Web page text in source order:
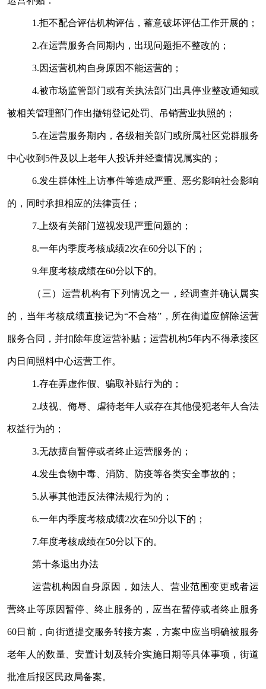
1.拒不配合评估机构评估，蓄意破坏评估工作开展的；
2.在运营服务合同期内，出现问题拒不整改的；
3.因运营机构自身原因不能运营的；
4.被市场监管部门或有关执法部门出具停业整改通知或
被相关管理部门作出撤销登记处罚、吊销营业执照的；
5.在运营服务期内，各级相关部门或所属社区党群服务
中心收到 5件及以上老年人投诉并经查情况属实的；
6.发生群体性上访事件等造成严重、恶劣影响社会影响
的，同时承担相应的法律责任；
7. 上级有关部门巡视发现严重问题的；
8.一年内季度考核成绩2次在60分以下的；
9.年度考核成绩在60分以下的。
（三）运营机构有下列情况之一，经调查并确认属实
的，当年考核成绩直接记为“不合格”，所在街道应解除运营
服务合同，并扣除年度运营补贴；运营机构5年内不得承接区
内日间照料中心运营工作。
1.存在弄虚作假、骗取补贴行为的；
2.歧视、侮辱、虐待老年人或存在其他侵犯老年人合法
权益行为的；
3.无故擅自暂停或者终止运营服务的；
4.发生食物中毒、消防、防疫等各类安全事故的；
5.从事其他违反法律法规行为的；
6.一年内季度考核成绩2次在50分以下的；
7.年度考核成绩在50分以下的。
第十条退出办法
运营机构因自身原因，如法人、营业范围变更或者运
营终止等原因暂停、终止服务的，应当在暂停或者终止服务
60日前，向街道提交服务转接方案，方案中应当明确被服务
老年人的数量、安置计划及转介实施日期等具体事项，街道
批准后报区民政局备案。